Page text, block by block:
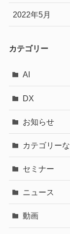
2022年5月
カテゴリー
AI
DX
お知らせ
カテゴリー
セミナー
ニュース
動画